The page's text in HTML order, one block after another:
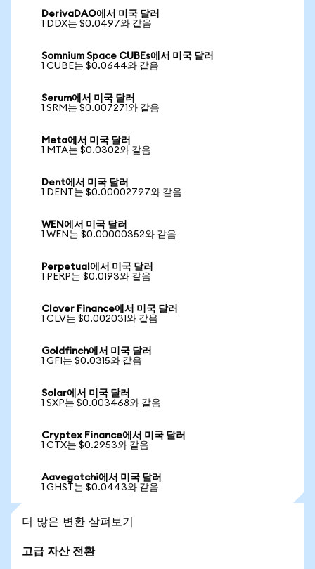
DerivaDAO에서 미국 달러
1 DDX는 $0.0497와 같음
Somnium Space CUBEs에서 미국 달러
1 CUBE는 $0.0644와 같음
Serum에서 미국 달러
1 SRM는 $0.007271와 같음
Meta에서 미국 달러
1 MTA는 $0.0302와 같음
Dent에서 미국 달러
1 DENT는 $0.00002797와 같음
WEN에서 미국 달러
1 WEN는 $0.00000352와 같음
Perpetual에서 미국 달러
1 PERP는 $0.0193와 같음
Clover Finance에서 미국 달러
1 CLV는 $0.002031와 같음
Goldfinch에서 미국 달러
1 GFI는 $0.0315와 같음
Solar에서 미국 달러
1 SXP는 $0.003468와 같음
Cryptex Finance에서 미국 달러
1 CTX는 $0.2953와 같음
Aavegotchi에서 미국 달러
1 GHST는 $0.0443와 같음
더 많은 변환 살펴보기
고급 자산 전환